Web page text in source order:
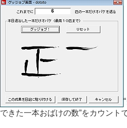
できた一本おばけの数”をカウント